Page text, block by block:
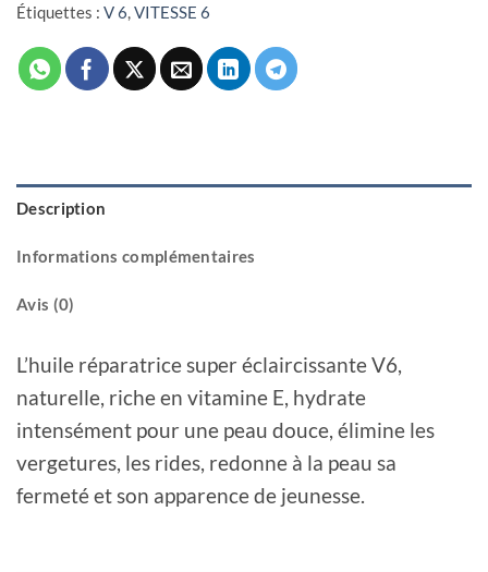
Étiquettes : V 6,VITESSE 6
Description
Informations complémentaires
Avis (0)
L’huile réparatrice super éclaircissante V6,
naturelle, riche en vitamine E, hydrate
intensément pour une peau douce, élimine les
vergetures, les rides, redonne à la peau sa
fermeté et son apparence de jeunesse.